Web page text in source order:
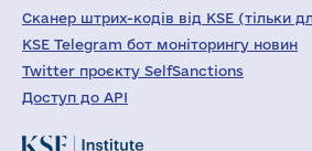
Сканер штрих-кодів від KSE (тільки
KSE Telegram бот моніторингу новин
Twitter проєкту SelfSanctions
Доступ до API